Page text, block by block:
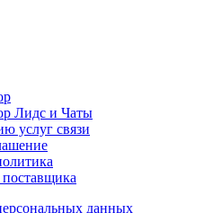
Лидс и Чаты
услуг связи
данных